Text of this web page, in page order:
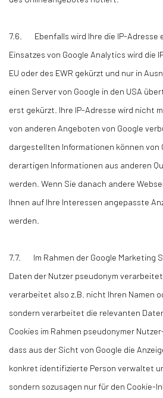
7.6. Ebenfalls wird Ihre die IP-Adresse
Einsatzes von Google Analytics wird die
EU oder des EWR gekürzt und nur in
einen Server von Google in den USA
erst gekürzt. Ihre IP-Adresse wird nicht
von anderen Angeboten von Google
dargestellten Informationen können von
derartigen Informationen aus anderen
werden. Wenn Sie danach andere
Ihnen auf Ihre Interessen angepasste
werden.
7.7. Im Rahmen der Google Marketing
Daten der Nutzer pseudonym
verarbeitet also z.B. nicht Ihren Namen
sondern verarbeitet die relevanten
Cookies im Rahmen pseudonymer
dass aus der Sicht von Google die
konkret identifizierte Person verwaltet
sondern sozusagen nur für den Cookie-